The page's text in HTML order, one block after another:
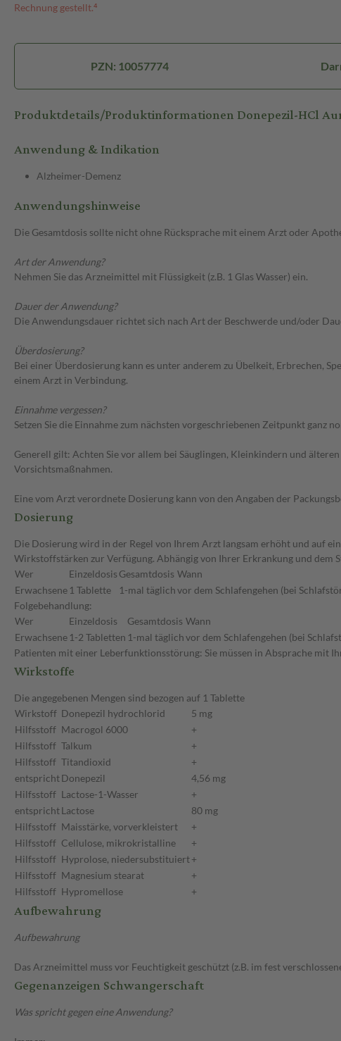
Rechnung gestellt.⁴
PZN: 10057774
Produktdetails/Produktinformationen Donepezil-HCl
Anwendung & Indikation
Alzheimer-Demenz
Anwendungshinweise
Die Gesamtdosis sollte nicht ohne Rücksprache mit einem Arzt oder
Art der Anwendung?
Nehmen Sie das Arzneimittel mit Flüssigkeit (z.B. 1 Glas Wasser) ein.
Dauer der Anwendung?
Die Anwendungsdauer richtet sich nach Art der Beschwerde und/oder
Überdosierung?
Bei einer Überdosierung kann es unter anderem zu Übelkeit, Erbrechen,
einem Arzt in Verbindung.
Einnahme vergessen?
Setzen Sie die Einnahme zum nächsten vorgeschriebenen Zeitpunkt ganz
Generell gilt: Achten Sie vor allem bei Säuglingen, Kleinkindern und
Vorsichtsmaßnahmen.
Eine vom Arzt verordnete Dosierung kann von den Angaben der
Dosierung
Die Dosierung wird in der Regel von Ihrem Arzt langsam erhöht und auf
Wirkstoffstärken zur Verfügung. Abhängig von Ihrer Erkrankung und
Wer
Einzeldosis Gesamtdosis Wann
Erwachsene 1 Tablette 1-mal täglichvor dem Schlafengehen (bei
Folgebehandlung:
Wer
Einzeldosis Gesamtdosis Wann
Erwachsene 1-2 Tabletten 1-mal täglichvor dem Schlafengehen (bei
Patienten mit einer Leberfunktionsstörung: Sie müssen in Absprache mit
Wirkstoffe
Die angegebenen Mengen sind bezogen auf 1 Tablette
Wirkstoff Donepezil hydrochlorid
5 mg
Hilfsstoff Macrogol 6000
+
Hilfsstoff Talkum
+
Hilfsstoff Titandioxid
+
entsprichtDonepezil
4,56 mg
Hilfsstoff Lactose-1-Wasser
+
entsprichtLactose
80 mg
Hilfsstoff Maisstärke, vorverkleistert
+
Hilfsstoff Cellulose, mikrokristalline
+
Hilfsstoff Hyprolose, niedersubstituiert+
Hilfsstoff Magnesium stearat
+
Hilfsstoff Hypromellose +
Aufbewahrung
Aufbewahrung
Das Arzneimittel muss vor Feuchtigkeit geschützt (z.B. im fest
Gegenanzeigen Schwangerschaft
Was spricht gegen eine Anwendung?